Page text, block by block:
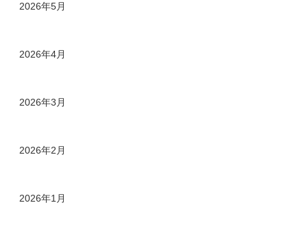
2026年5月
2026年4月
2026年3月
2026年2月
2026年1月